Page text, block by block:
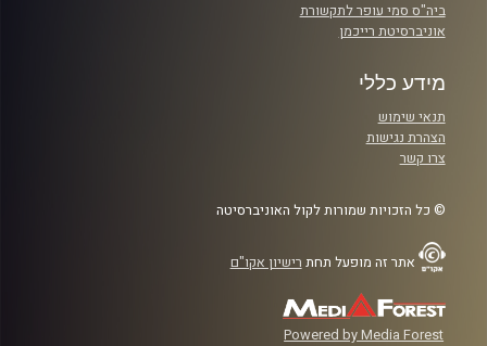
ביה"ס סמי עופר לתקשורת
אוניברסיטת רייכמן
מידע כללי
תנאי שימוש
הצהרת נגישות
צרו קשר
© כל הזכויות שמורות לקול האוניברסיטה
אתר זה מופעל תחת רישיון אקו"ם
Powered by Media Forest